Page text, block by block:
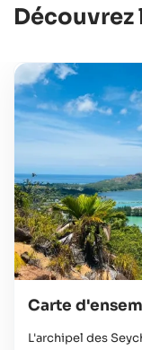
Découvrez
Carte
L'archipel des